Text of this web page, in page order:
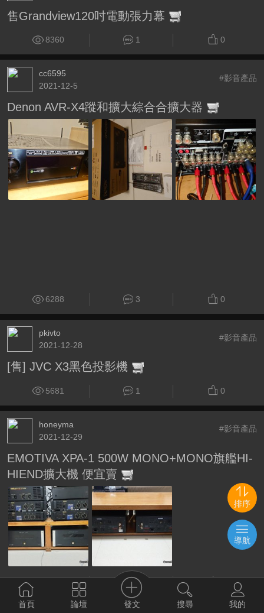
售Grandview120吋電動張力幕
8360 1 0
cc6595
2021-12-5
#影音產品
Denon AVR-X4蹤和擴大綜合合擴大器
6288 3 0
pkivto
2021-12-28
#影音產品
[售] JVC X3黑色投影機
5681 1 0
honeyma
2021-12-29
#影音產品
EMOTIVA XPA-1 500W MONO+MONO旗艦HI-
HIEND擴大機 便宜賣
0
首頁 論壇 發文 搜尋 我的
排序
導航